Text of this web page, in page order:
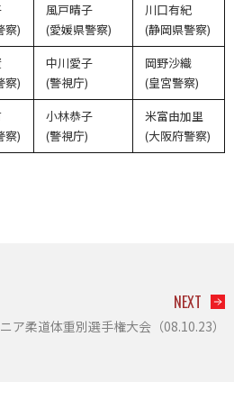
察)
風戸晴子
(愛媛県警察)
川口有紀
(静岡県警察)
察)
中川愛子
(警視庁)
岡野沙織
(皇宮警察)
察)
小林恭子
(警視庁)
米富由加里
(大阪府警察)
NEXT
ア柔道体重別選手権大会（08.10.23）